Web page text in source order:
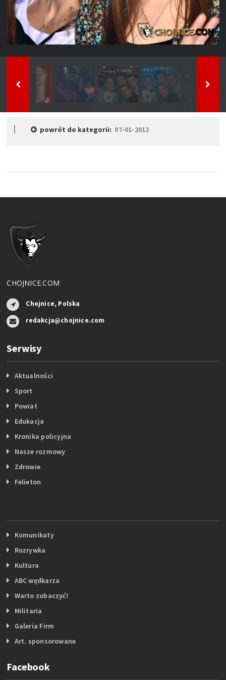
powrót do kategorii: 07-01-2012
CHOJNICE.COM
Chojnice, Polska
redakcja@chojnice.com
Serwisy
Aktualności
Sport
Powiat
Edukacja
Kronika policyjna
Nasze rozmowy
Zdrowie
Felieton
Komunikaty
Rozrywka
Kultura
ABC wędkarza
Warto zobaczyć!
Militaria
Galeria Firm
Art. sponsorowane
Facebook